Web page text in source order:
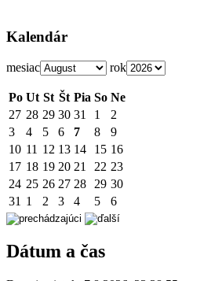
Kalendár
mesiac rok
Po Ut St Št Pia So Ne
27 28 29 30 31 1
2
3
4 5 6 7 8
9
10 11 12 13 14 15 16
17 18 19 20 21 22 23
24 25 26 27 28 29 30
31 1 2 3 4 5 6
Dátum a čas